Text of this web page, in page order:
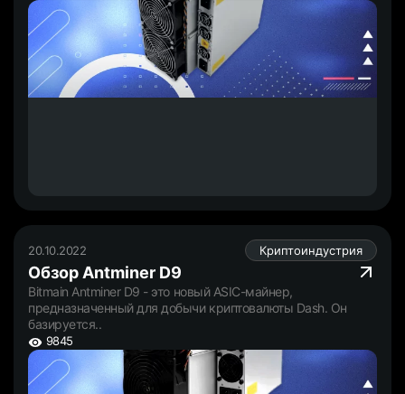
20.10.2022 Криптоиндустрия
Обзор Antminer D9
Bitmain Antminer D9 - это новый ASIC-майнер,
предназначенный для добычи криптовалюты Dash. Он
базируется..
9845